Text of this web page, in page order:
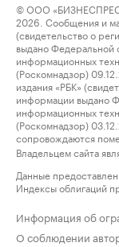
© ООО
2026. Сообщения и
(свидетельство о
выдано Федеральной
информационных
(Роскомнадзор)
издания «РБК»
информации выдано
информационных
(Роскомнадзор)
сопровождаются
Владельцем сайта
Данные
Индексы облигаций
Информация об
О соблюдении